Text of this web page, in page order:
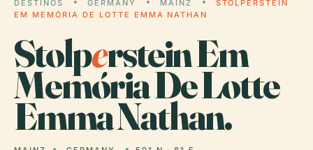
DESTINOS GERMANY MAINZ
STOLPERSTEIN
EM MEMÓRIA DE LOTTE EMMA NATHAN
Stolperstein Em
Memória De Lotte
Emma Nathan.